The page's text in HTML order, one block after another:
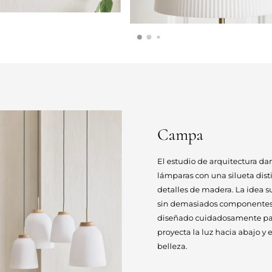
Campa
El estudio de arquitectura
lámparas con una silueta
detalles de madera. La idea
sin demasiados
diseñado cuidadosamente
proyecta la luz hacia abajo y
belleza.